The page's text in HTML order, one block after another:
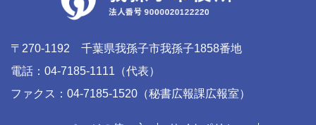
〒270-1192 千葉県我孫子市我孫子1858番地
電話：04-7185-1111（代表）
ファクス：04-7185-1520（秘書広報課広報室）